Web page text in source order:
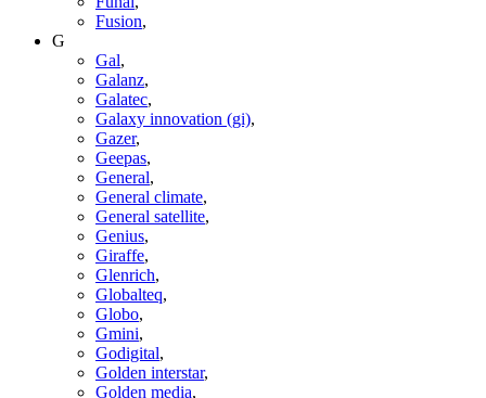
Fusion,
G
Gal,
Galanz,
Galatec,
Galaxy innovation (gi),
Gazer,
Geepas,
General,
General climate,
General satellite,
Genius,
Giraffe,
Glenrich,
Globalteq,
Globo,
Gmini,
Godigital,
Golden interstar,
Golden media,